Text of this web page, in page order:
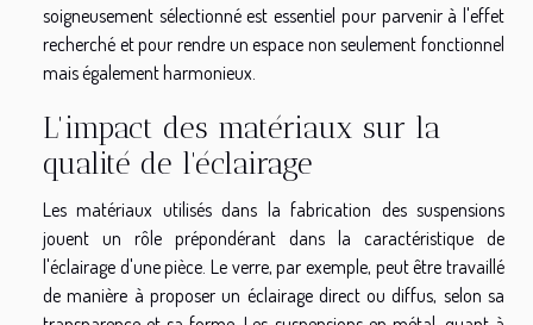
soigneusement sélectionné est essentiel pour parvenir à l'effet
recherché et pour rendre un espace non seulement fonctionnel
mais également harmonieux.
L'impact des matériaux sur la
qualité de l'éclairage
Les matériaux utilisés dans la fabrication des suspensions
jouent un rôle prépondérant dans la caractéristique de
l'éclairage d'une pièce. Le verre, par exemple, peut être travaillé
de manière à proposer un éclairage direct ou diffus, selon sa